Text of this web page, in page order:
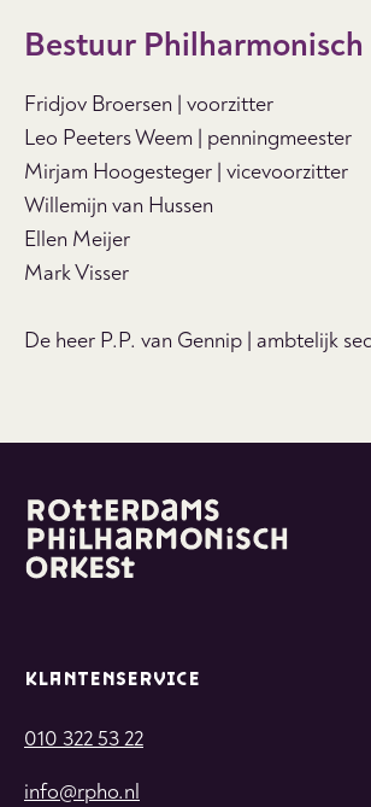
Bestuur Philharmonisch
Fridjov Broersen | voorzitter
Leo Peeters Weem | penningmeester
Mirjam Hoogesteger | vicevoorzitter
Willemijn van Hussen
Ellen Meijer
Mark Visser
De heer P.P. van Gennip | ambtelijk
KLANTENSERVICE
010 322 53 22
info@rpho.nl